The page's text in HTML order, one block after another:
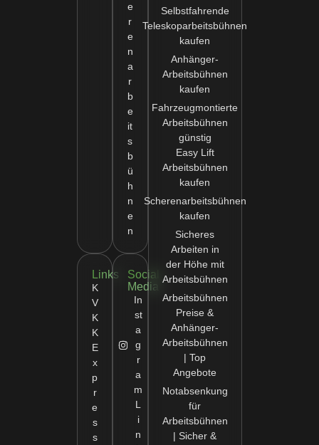
e
r
e
n
a
r
b
e
it
s
b
ü
h
n
e
n
Links
K
V
K
K
E
x
p
r
e
s
s
Social
Media
In
st
a
g
r
a
m
L
i
n
Selbstfahrende
Teleskoparbeitsbühnen
kaufen
Anhänger-
Arbeitsbühnen
kaufen
Fahrzeugmontierte
Arbeitsbühnen
günstig
Easy Lift
Arbeitsbühnen
kaufen
Scherenarbeitsbühnen
kaufen
Sicheres
Arbeiten in
der Höhe mit
Arbeitsbühnen
Arbeitsbühnen
Preise &
Anhänger-
Arbeitsbühnen
| Top
Angebote
Notabsenkung
für
Arbeitsbühnen
| Sicher &